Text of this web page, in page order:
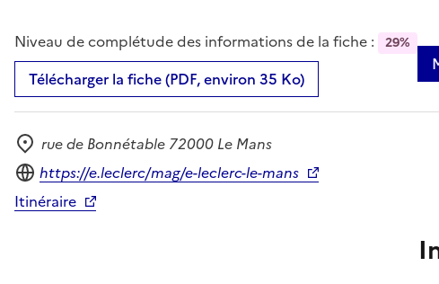
Niveau de complétude des informations de la fiche : 29%
Télécharger la fiche (PDF, environ 35 Ko)
Adresse
rue de Bonnétable 72000 Le Mans
Site internet
https://e.leclerc/mag/e-leclerc-le-mans
Itinéraire